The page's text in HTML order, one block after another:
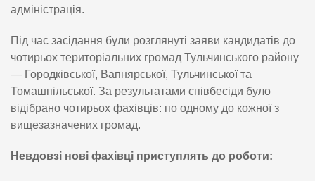
адміністрація.
Під час засідання були розглянуті заяви кандидатів до
чотирьох територіальних громад Тульчинського району
— Городківської, Вапнярської, Тульчинської та
Томашпільської. За результатами співбесіди було
відібрано чотирьох фахівців: по одному до кожної з
вищезазначених громад.
Невдовзі нові фахівці приступлять до роботи: